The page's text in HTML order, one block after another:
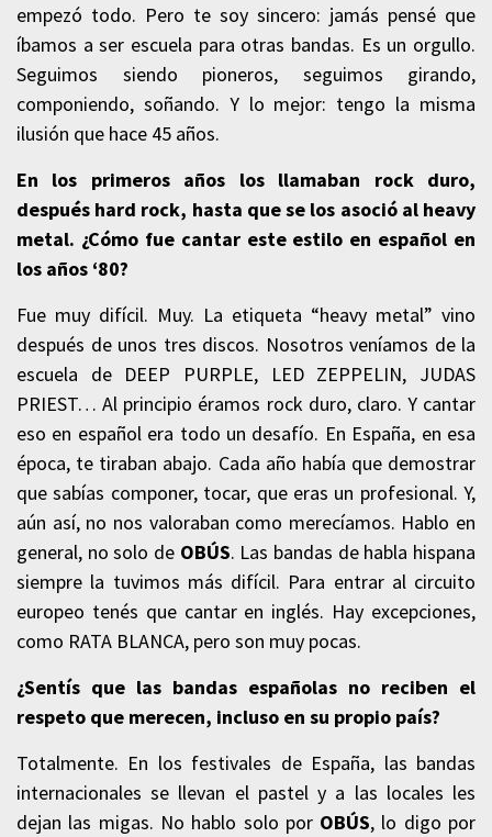
empezó todo. Pero te soy sincero: jamás pensé que
íbamos a ser escuela para otras bandas. Es un orgullo.
Seguimos siendo pioneros, seguimos girando,
componiendo, soñando. Y lo mejor: tengo la misma
ilusión que hace 45 años.
En los primeros años los llamaban rock duro,
después hard rock, hasta que se los asoció al heavy
metal. ¿Cómo fue cantar este estilo en español en
los años ‘80?
Fue muy difícil. Muy. La etiqueta “heavy metal” vino
después de unos tres discos. Nosotros veníamos de la
escuela de DEEP PURPLE, LED ZEPPELIN, JUDAS
PRIEST… Al principio éramos rock duro, claro. Y cantar
eso en español era todo un desafío. En España, en esa
época, te tiraban abajo. Cada año había que demostrar
que sabías componer, tocar, que eras un profesional. Y,
aún así, no nos valoraban como merecíamos. Hablo en
general, no solo de OBÚS. Las bandas de habla hispana
siempre la tuvimos más difícil. Para entrar al circuito
europeo tenés que cantar en inglés. Hay excepciones,
como RATA BLANCA, pero son muy pocas.
¿Sentís que las bandas españolas no reciben el
respeto que merecen, incluso en su propio país?
Totalmente. En los festivales de España, las bandas
internacionales se llevan el pastel y a las locales les
dejan las migas. No hablo solo por OBÚS, lo digo por